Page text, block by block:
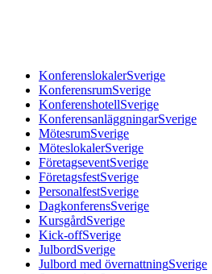
KonferenslokalerSverige
KonferensrumSverige
KonferenshotellSverige
KonferensanläggningarSverige
MötesrumSverige
MöteslokalerSverige
FöretagseventSverige
FöretagsfestSverige
PersonalfestSverige
DagkonferensSverige
KursgårdSverige
Kick-offSverige
JulbordSverige
Julbord med övernattningSverige